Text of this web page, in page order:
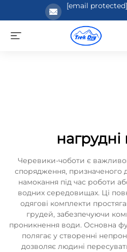
[email protected]
Черевики-чоботи є
спорядження, призначеного
намокання під час роботи
водних середовищах. Ці
одягові комплекти
грудей, забезпечуючи
проникнення води. Основна
полягає у створенні
дозволяє людині